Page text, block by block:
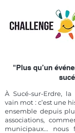
"Plus qu’un
À Sucé-sur-Erdre,
vain mot : c’est une
ensemble depuis
associations,
municipaux...